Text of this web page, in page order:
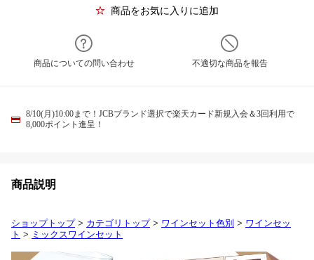
商品をお気に入りに追加
商品についての問い合わせ 不適切な商品を報告
8/10(月)10:00まで！JCBブランド選択で楽天カード新規入会＆3回利用で
8,000ポイント進呈！
商品説明
ショップトップ> カテゴリトップ> ワインセット色別 > ワインセッ
ト > ミックスワインセット